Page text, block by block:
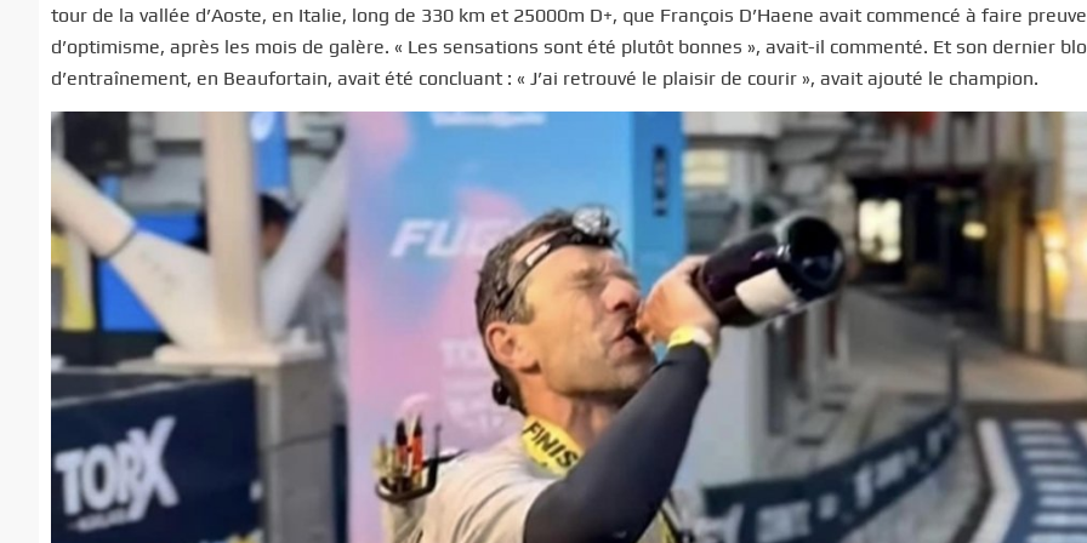
tour de la vallée d’Aoste, en Italie, long de 330 km et 25000m D+, que François D’Haene avait commencé à faire preuve
d’optimisme, après les mois de galère. « Les sensations sont été plutôt bonnes », avait-il commenté. Et son dernier
d’entraînement, en Beaufortain, avait été concluant : « J’ai retrouvé le plaisir de courir », avait ajouté le champion.